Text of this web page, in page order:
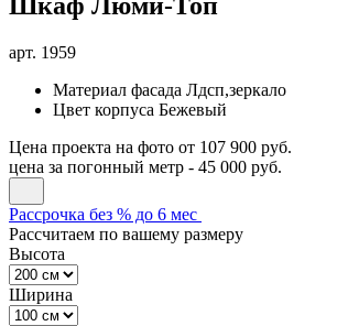
арт. 1959
Материал фасада Лдсп,зеркало
Цвет корпуса Бежевый
Цена проекта на фото от 107 900 руб.
цена за погонный метр - 45 000 руб.
Рассрочка без % до 6 мес
Рассчитаем по вашему размеру
Высота
Ширина